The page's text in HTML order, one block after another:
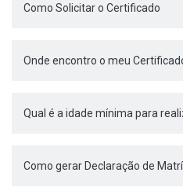
Como Solicitar o Certificado
Onde encontro o meu
Qual é a idade mínima para
Como gerar Declaração de